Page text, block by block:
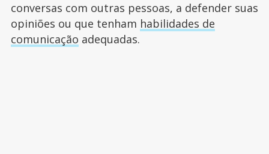
conversas com outras pessoas, a defender suas
opiniões ou que tenham habilidades de
comunicação adequadas.